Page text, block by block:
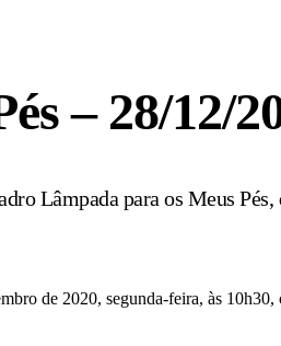
– 28/12/
Lâmpada para os Meus
de 2020, segunda-feira, às